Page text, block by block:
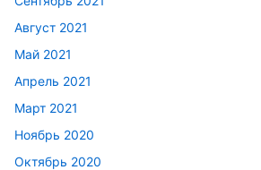
Август 2021
Май 2021
Апрель 2021
Март 2021
Ноябрь 2020
Октябрь 2020